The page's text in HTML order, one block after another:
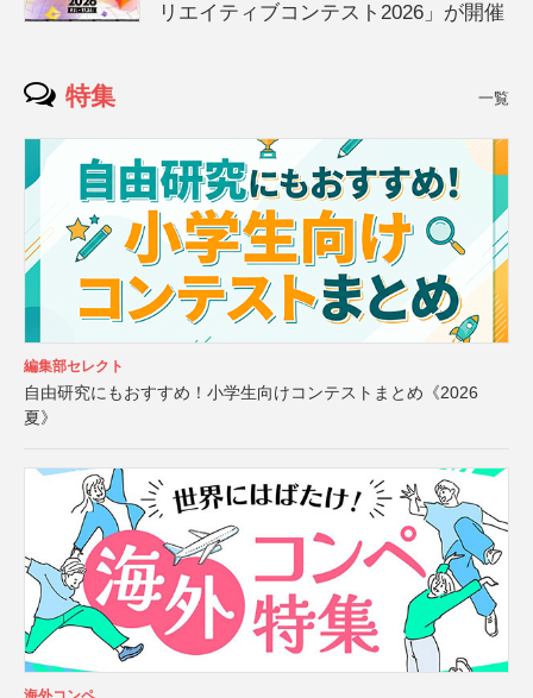
リエイティブコンテスト2026」が開催
特集 一覧
編集部セレクト
自由研究にもおすすめ！小学生向けコンテストまとめ《2026
夏》